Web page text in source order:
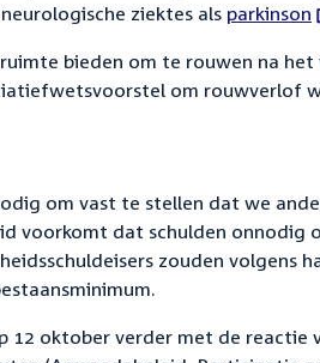
ziektes als External
parkinson
bieden om te rouwen na
om rouwverlof
om vast te stellen dat we
voorkomt dat schulden onnodig
zouden volgens
12 oktober verder met de reactie